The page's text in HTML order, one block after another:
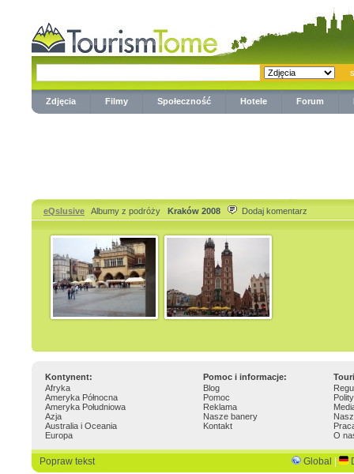
Zdjęcia Filmy Społeczność Hotele Forum
eQslusive Albumy z podróży Kraków 2008 Dodaj komentarz
Kontynent: Pomoc i informacje:
Afryka
Ameryka Północna
Ameryka Południowa
Azja
Australia i Oceania
Europa
Blog
Pomoc
Reklama
Nasze banery
Kontakt
O
Popraw tekst Global